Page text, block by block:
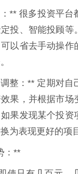
** 很多投资平台
投、智能投顾等
以省去手动操作
整：** 定期对自
果，并根据市场
果发现某个投资
为表现更好的项
：**